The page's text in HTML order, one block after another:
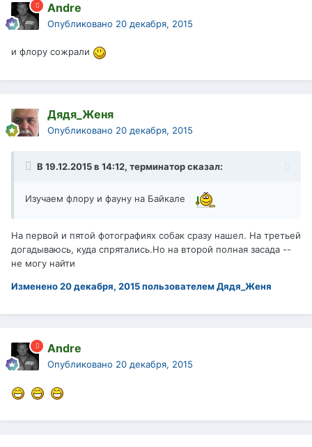
Andre
Опубликовано 20 декабря, 2015
и флору сожрали
Дядя_Женя
Опубликовано 20 декабря, 2015
В 19.12.2015 в 14:12, терминатор сказал:
Изучаем флору и фауну на Байкале
На первой и пятой фотографиях собак сразу нашел. На третьей
догадываюсь, куда спрятались.Но на второй полная засада --
не могу найти
Изменено20 декабря, 2015пользователем Дядя_Женя
Andre
Опубликовано 20 декабря, 2015